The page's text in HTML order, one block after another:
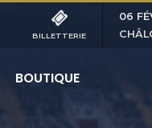
BILLETTERIE
06
BOUTIQUE